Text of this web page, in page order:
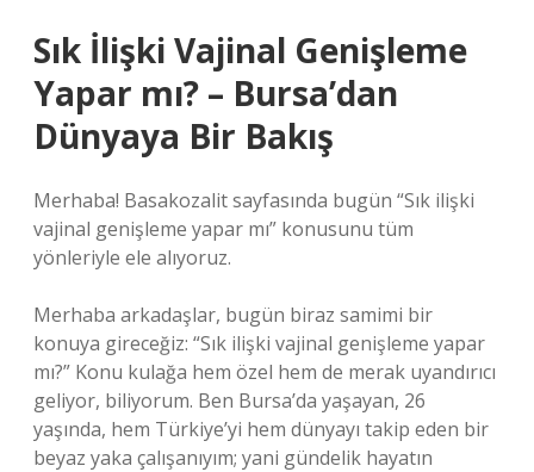
Sık İlişki Vajinal Genişleme
Yapar mı? – Bursa’dan
Dünyaya Bir Bakış
Merhaba! Basakozalit sayfasında bugün “Sık ilişki
vajinal genişleme yapar mı” konusunu tüm
yönleriyle ele alıyoruz.
Merhaba arkadaşlar, bugün biraz samimi bir
konuya gireceğiz: “Sık ilişki vajinal genişleme yapar
mı?” Konu kulağa hem özel hem de merak uyandırıcı
geliyor, biliyorum. Ben Bursa’da yaşayan, 26
yaşında, hem Türkiye’yi hem dünyayı takip eden bir
beyaz yaka çalışanıyım; yani gündelik hayatın